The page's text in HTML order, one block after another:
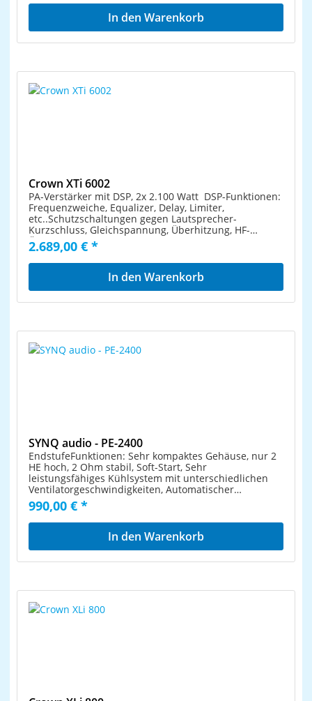
In den Warenkorb
Crown XTi 6002
PA-Verstärker mit DSP, 2x 2.100 Watt DSP-Funktionen:
Frequenzweiche, Equalizer, Delay, Limiter,
etc..Schutzschaltungen gegen Lautsprecher-
Kurzschluss, Gleichspannung, Überhitzung, HF-
Übersteuerung.Software zur Konfigurierung,
Steuerung und Überwachung (als Download).Werks-
Presets für JBL Lautsprecher.Temperaturgesteuerter
Hochleistungslüfter. 2x 3.000 Watt an 2 Ohm2x 2.100
Watt an 4 Ohm2x 1.200 Watt an 8 Ohm1x 6.000 Watt
XLRmAusgänge: Speakon, SchraubklemmenHöhe: 2
HEEinbautiefe: 41,2 cmGewicht: 10,9 kg
2.689,00 € *
In den Warenkorb
SYNQ audio - PE-2400
EndstufeFunktionen: Sehr kompaktes Gehäuse, nur 2
HE hoch, 2 Ohm stabil, Soft-Start, Sehr
leistungsfähiges Kühlsystem mit unterschiedlichen
Ventilatorgeschwindigkeiten, Automatischer
Strombegrenzer, Kurschluss-Sicherung, Gleichstrom-
Störschutz, ÜberhitzungsschutzDie Power Edge
ZollKlasse H Zoll Endstufen sind für höchste
Beanspruchung entwickelt worden. Dank der hohen
Leistungsreserven, ausgezeichneten Limiter und
2400 amp
990,00 € *
In den Warenkorb